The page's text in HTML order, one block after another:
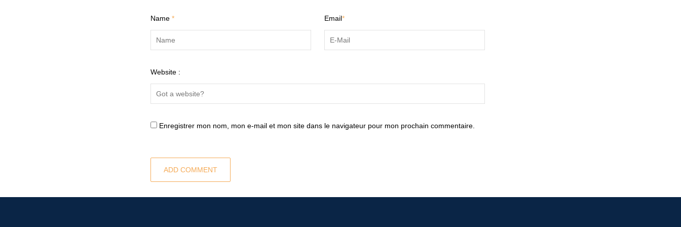
Name * Email*
Website :
Enregistrer mon nom, mon e-mail et mon site dans le navigateur pour mon prochain commentaire.